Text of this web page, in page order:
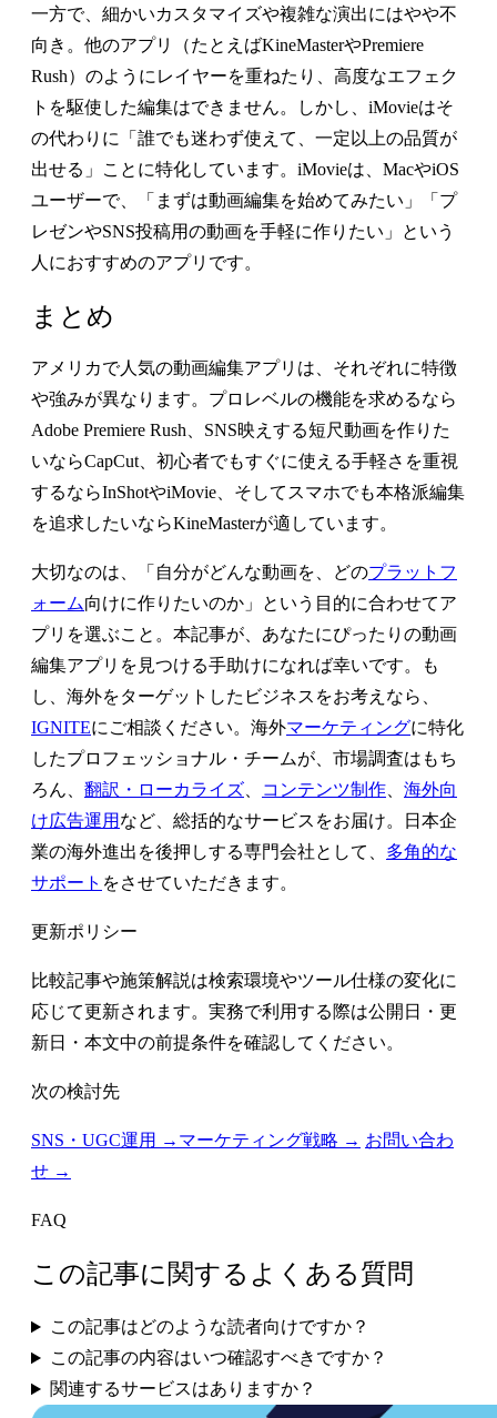
一方で、細かいカスタマイズや複雑な演出にはやや不
向き。他のアプリ（たとえばKineMasterやPremiere
Rush）のようにレイヤーを重ねたり、高度なエフェク
トを駆使した編集はできません。しかし、iMovieはそ
の代わりに「誰でも迷わず使えて、一定以上の品質が
出せる」ことに特化しています。iMovieは、MacやiOS
ユーザーで、「まずは動画編集を始めてみたい」「プ
レゼンやSNS投稿用の動画を手軽に作りたい」という
人におすすめのアプリです。
まとめ
アメリカで人気の動画編集アプリは、それぞれに特徴
や強みが異なります。プロレベルの機能を求めるなら
Adobe Premiere Rush、SNS映えする短尺動画を作りた
いならCapCut、初心者でもすぐに使える手軽さを重視
するならInShotやiMovie、そしてスマホでも本格派編集
を追求したいならKineMasterが適しています。
大切なのは、「自分がどんな動画を、どのプラットフ
ォーム向けに作りたいのか」という目的に合わせてア
プリを選ぶこと。本記事が、あなたにぴったりの動画
編集アプリを見つける手助けになれば幸いです。も
し、海外をターゲットしたビジネスをお考えなら、
IGNITEにご相談ください。海外マーケティングに特化
したプロフェッショナル・チームが、市場調査はもち
ろん、 翻訳・ローカライズ、 コンテンツ制作、 海外向
け広告運用 など、総括的なサービスをお届け。日本企
業の海外進出を後押しする専門会社として、 多角的な
サポート をさせていただきます。
更新ポリシー
比較記事や施策解説は検索環境やツール仕様の変化に
応じて更新されます。実務で利用する際は公開日・更
新日・本文中の前提条件を確認してください。
次の検討先
SNS・UGC運用 → マーケティング戦略 → お問い合わ
せ →
FAQ
この記事に関するよくある質問
この記事はどのような読者向けですか？
この記事の内容はいつ確認すべきですか？
関連するサービスはありますか？